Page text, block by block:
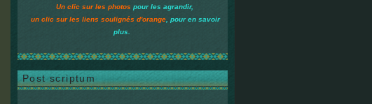
Un clic sur les photos pour les agrandir,
un clic sur les liens soulignés d'orange , pour en savoir
plus.
Post scriptum